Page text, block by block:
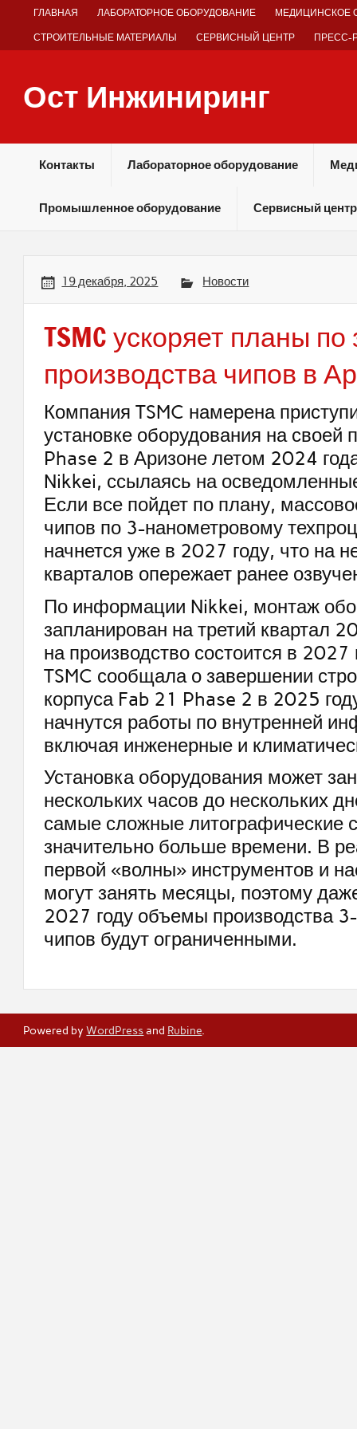
ГЛАВНАЯ ЛАБОРАТОРНОЕ ОБОРУДОВАНИЕ МЕДИЦИНСКОЕ
СТРОИТЕЛЬНЫЕ МАТЕРИАЛЫ СЕРВИСНЫЙ ЦЕНТР ПРЕСС-
Ост Инжиниринг
Контакты Лабораторное оборудование
Промышленное оборудование Сервисный центр
19 декабря, 2025 Новости
TSMC ускоряет планы по
производства чипов в
Компания TSMC намерена
установке оборудования на своей
Phase 2 в Аризоне летом 2024
Nikkei, ссылаясь на
Если все пойдет по плану,
чипов по 3-нанометровому
начнется уже в 2027 году, что на
кварталов опережает ранее
По информации Nikkei, монтаж
запланирован на третий квартал
на производство состоится в 2027
TSMC сообщала о завершении
корпуса Fab 21 Phase 2 в 2025
начнутся работы по внутренней
включая инженерные и
Установка оборудования может
нескольких часов до нескольких
самые сложные литографические
значительно больше времени. В
первой «волны» инструментов и
могут занять месяцы, поэтому
2027 году объемы производства
чипов будут ограниченными.
Powered byWordPressand Rubine